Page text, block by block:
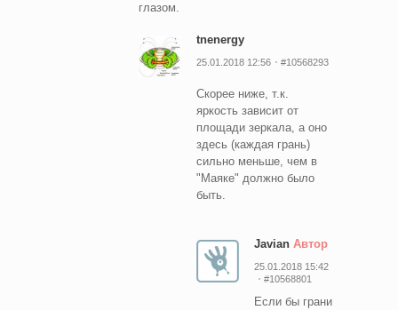
глазом.
tnenergy
25.01.2018 12:56 #10568293
Скорее ниже, т.к.
яркость зависит от
площади зеркала, а оно
здесь (каждая грань)
сильно меньше, чем в
"Маяке" должно было
быть.
Javian Автор
25.01.2018 15:42
#10568801
Если бы грани